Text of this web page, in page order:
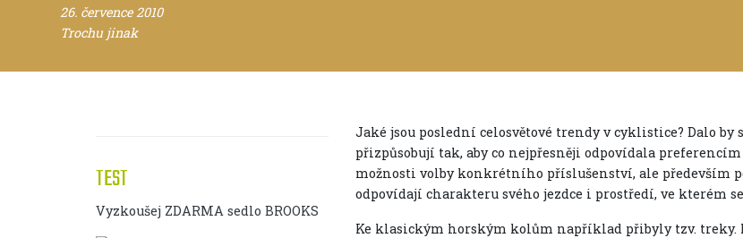
26. července 2010
Trochu jinak
TEST
Vyzkoušej ZDARMA sedlo BROOKS
Jaké jsou poslední celosvětové trendy v cyklistice? Dalo by
přizpůsobují tak, aby co nejpřesněji odpovídala
možnosti volby konkrétního příslušenství, ale především
odpovídají charakteru svého jezdce i prostředí, ve kterém
Ke klasickým horským kolům například přibyly tzv. treky.